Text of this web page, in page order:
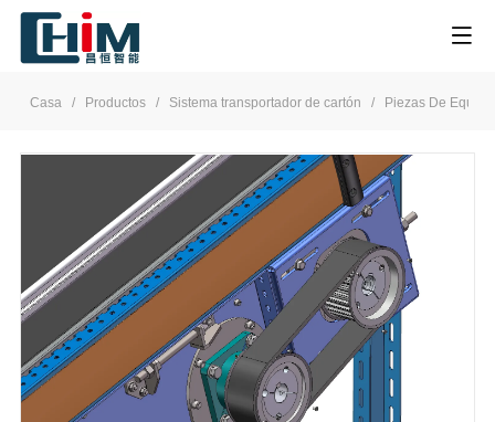
Casa / Productos / Sistema transportador de cartón / Piezas De Equipo